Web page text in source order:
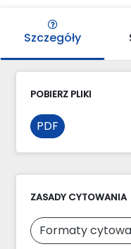
Szczegóły
POBIERZ PLIKI
PDF
ZASADY CYTOWANIA
Formaty